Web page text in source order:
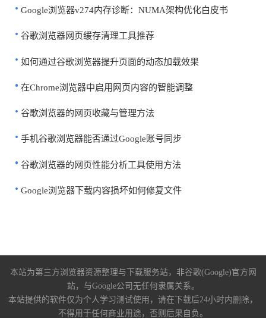
Google浏览器v274内存诊断：NUMA架构优化白皮书
谷歌浏览器网页缓存清理工具推荐
如何通过谷歌浏览器提升页面的动态加载效果
在Chrome浏览器中启用网页内容的智能调整
谷歌浏览器的网页收藏与管理方法
手机谷歌浏览器能否通过Google账号同步
谷歌浏览器的网页性能分析工具使用方法
Google浏览器下载内容损坏如何修复文件
本站为第三方浏览器资源整理与下载服务站，非谷歌(Google)官方网
站，与Google公司无任何隶属关系。
本站提供的软件仅为个人学习测试使用，请在下载后24小时内删除，
不得用于任何商业用途，否则后果自负。